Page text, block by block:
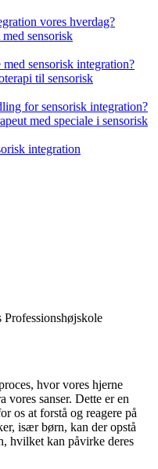
vores hverdag?
sensorisk
sensorisk integration?
til sensorisk
for sensorisk integration?
med speciale i sensorisk
integration
Professionshøjskole
hvor vores hjerne
sanser. Dette er en
os at forstå og reagere på
især børn, kan der opstå
, hvilket kan påvirke deres